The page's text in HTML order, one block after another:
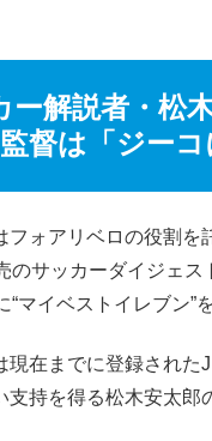
ー解説者・松
督は「ジーコ
フォアリベロの役割を
のサッカーダイジェ
“マイベストイレブン”
現在までに登録され
支持を得る松木安太郎